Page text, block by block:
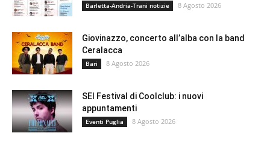
Barletta-Andria-Trani notizie 8 Agosto 2026
Giovinazzo, concerto all’alba con la band
Ceralacca
Bari 8 Agosto 2026
SEI Festival di Coolclub: i nuovi
appuntamenti
Eventi Puglia 8 Agosto 2026